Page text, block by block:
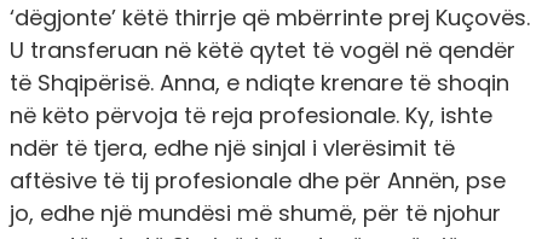
‘dëgjonte’ këtë thirrje që mbërrinte prej Kuçovës.
U transferuan në këtë qytet të vogël në qendër
të Shqipërisë. Anna, e ndiqte krenare të shoqin
në këto përvoja të reja profesionale. Ky, ishte
ndër të tjera, edhe një sinjal i vlerësimit të
aftësive të tij profesionale dhe për Annën, pse
jo, edhe një mundësi më shumë, për të njohur